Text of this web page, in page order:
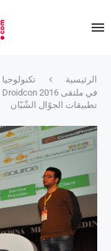
الرئيسية
تكنولوجيا
تطبيقات الجوّال الشّبّان